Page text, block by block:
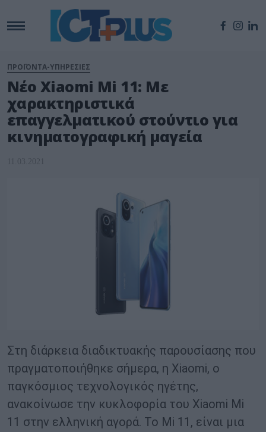
ΠΡΟΪΟΝΤΑ-ΥΠΗΡΕΣΙΕΣ
Νέο Xiaomi Mi 11: Με
χαρακτηριστικά
επαγγελματικού στούντιο για
κινηματογραφική μαγεία
11.03.2021
Στη διάρκεια διαδικτυακής παρουσίασης που
πραγματοποιήθηκε σήμερα, η Xiaomi, ο
παγκόσμιος τεχνολογικός ηγέτης,
ανακοίνωσε την κυκλοφορία του Xiaomi Mi
11 στην ελληνική αγορά. Το Mi 11, είναι μια